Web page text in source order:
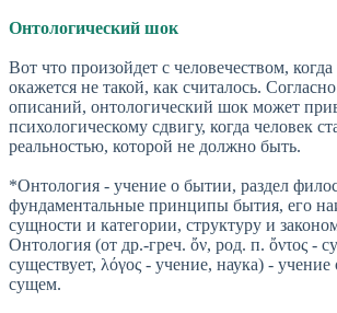
Онтологический шок
Вот что произойдет с человечеством, когда
окажется не такой, как считалось.
описаний, онтологический шок может
психологическому сдвигу, когда человек
реальностью, которой не должно быть.
*Онтология - учение о бытии, раздел
фундаментальные принципы бытия, его
сущности и категории, структуру и
Онтология (от др.-греч. ὄν, род. п. ὄντος -
существует, λόγος - учение, наука) -
сущем.